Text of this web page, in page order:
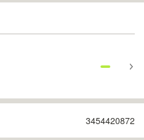
3454420872